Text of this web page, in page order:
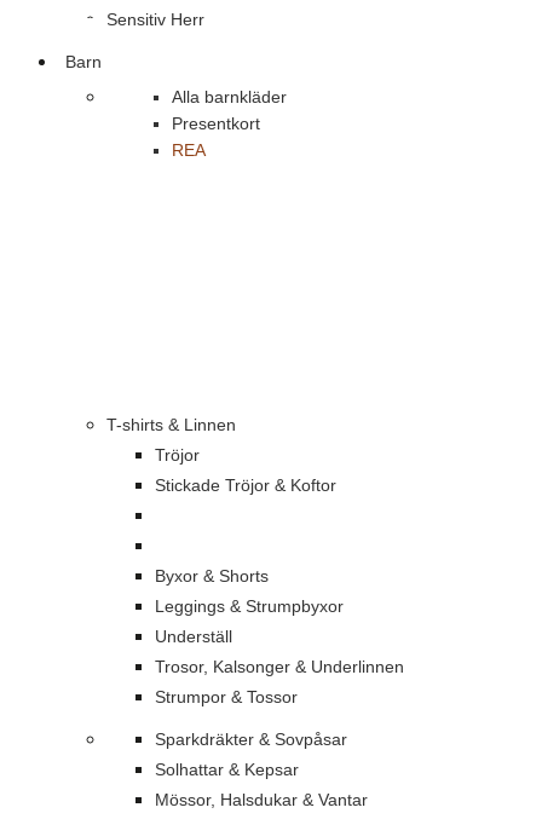
Sensitiv Herr
Barn
Alla barnkläder
Presentkort
REA
T-shirts & Linnen
Tröjor
Stickade Tröjor & Koftor
Byxor & Shorts
Leggings & Strumpbyxor
Underställ
Trosor, Kalsonger & Underlinnen
Strumpor & Tossor
Sparkdräkter & Sovpåsar
Solhattar & Kepsar
Mössor, Halsdukar & Vantar